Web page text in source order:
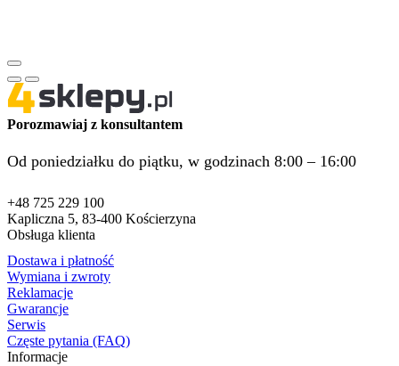
Porozmawiaj z konsultantem
Od poniedziałku do piątku, w godzinach 8:00 – 16:00
+48 725 229 100
Kapliczna 5, 83-400 Kościerzyna
Obsługa klienta
Dostawa i płatność
Wymiana i zwroty
Reklamacje
Gwarancje
Serwis
Częste pytania (FAQ)
Informacje